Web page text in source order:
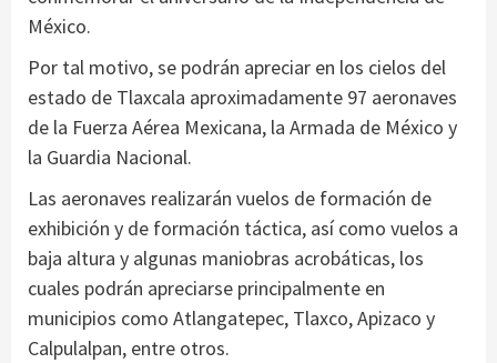
México.
Por tal motivo, se podrán apreciar en los cielos del
estado de Tlaxcala aproximadamente 97 aeronaves
de la Fuerza Aérea Mexicana, la Armada de México y
la Guardia Nacional.
Las aeronaves realizarán vuelos de formación de
exhibición y de formación táctica, así como vuelos a
baja altura y algunas maniobras acrobáticas, los
cuales podrán apreciarse principalmente en
municipios como Atlangatepec, Tlaxco, Apizaco y
Calpulalpan, entre otros.